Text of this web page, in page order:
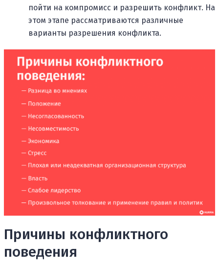
пойти на компромисс и разрешить конфликт. На
этом этапе рассматриваются различные
варианты разрешения конфликта.
Причины конфликтного
поведения